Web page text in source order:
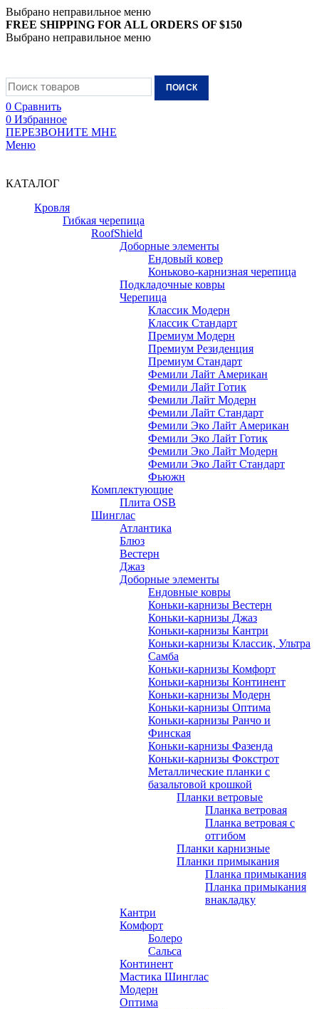
Выбрано неправильное меню
FREE SHIPPING FOR ALL ORDERS OF $150
Выбрано неправильное меню
ПОИСК
0 Сравнить
0 Избранное
ПЕРЕЗВОНИТЕ МНЕ
Меню
КАТАЛОГ
Кровля
Гибкая черепица
RoofShield
Доборные элементы
Ендовый ковер
Коньково-карнизная черепица
Подкладочные ковры
Черепица
Классик Модерн
Классик Стандарт
Премиум Модерн
Премиум Резиденция
Премиум Стандарт
Фемили Лайт Американ
Фемили Лайт Готик
Фемили Лайт Модерн
Фемили Лайт Стандарт
Фемили Эко Лайт Американ
Фемили Эко Лайт Готик
Фемили Эко Лайт Модерн
Фемили Эко Лайт Стандарт
Фьюжн
Комплектующие
Плита OSB
Шинглас
Атлантика
Блюз
Вестерн
Джаз
Доборные элементы
Ендовные ковры
Коньки-карнизы Вестерн
Коньки-карнизы Джаз
Коньки-карнизы Кантри
Коньки-карнизы Классик, Ультра
Самба
Коньки-карнизы Комфорт
Коньки-карнизы Континент
Коньки-карнизы Модерн
Коньки-карнизы Оптима
Коньки-карнизы Ранчо и
Финская
Коньки-карнизы Фазенда
Коньки-карнизы Фокстрот
Металлические планки с
базальтовой крошкой
Планки ветровые
Планка ветровая
Планка ветровая с
отгибом
Планки карнизные
Планки примыкания
Планка примыкания
Планка примыкания
внакладку
Кантри
Комфорт
Болеро
Сальса
Континент
Мастика Шинглас
Модерн
Оптима